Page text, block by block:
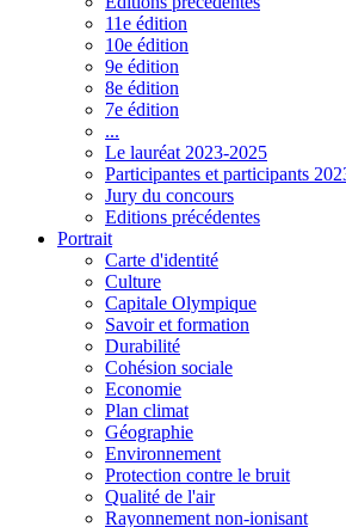
11e édition
10e édition
9e édition
8e édition
7e édition
...
Le lauréat 2023-2025
Participantes et participants
Jury du concours
Editions précédentes
Portrait
Carte d'identité
Culture
Capitale Olympique
Savoir et formation
Durabilité
Cohésion sociale
Economie
Plan climat
Géographie
Environnement
Protection contre le bruit
Qualité de l'air
Rayonnement non-ionisant